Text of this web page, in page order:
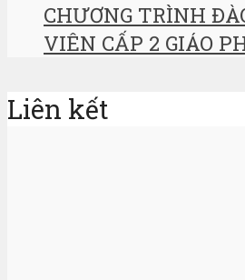
CHƯƠNG TRÌNH
VIÊN CẤP 2 GIÁO
Liên kết